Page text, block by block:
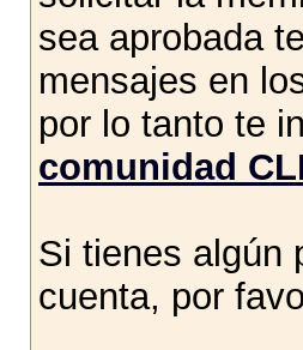
sea aprobada
mensajes en
por lo tanto te
comunidad
Si tienes algún
cuenta, por